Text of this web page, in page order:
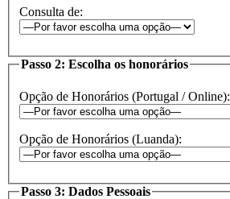
Consulta de:
Passo 2: Escolha os honorários
Opção de Honorários (Portugal / Online):
Opção de Honorários (Luanda):
Passo 3: Dados Pessoais